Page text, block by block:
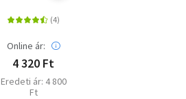
Online ár:
4 320 Ft
Eredeti ár: 4 800
Ft